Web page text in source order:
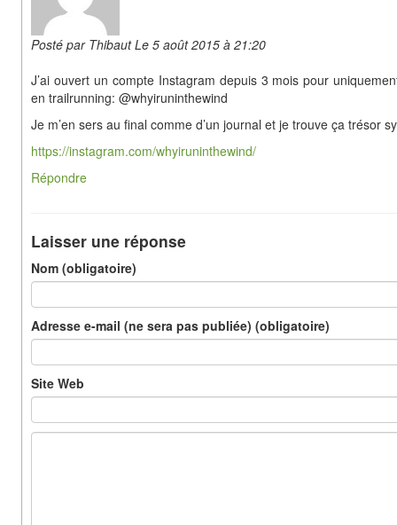
Posté par Thibaut Le 5 août 2015 à 21:20
J’ai ouvert un compte Instagram depuis 3 mois pour
en trailrunning: @whyiruninthewind
Je m’en sers au final comme d’un journal et je trouve ça trésor
https://instagram.com/whyiruninthewind/
Répondre
Laisser une réponse
Nom (obligatoire)
Adresse e-mail (ne sera pas publiée) (obligatoire)
Site Web